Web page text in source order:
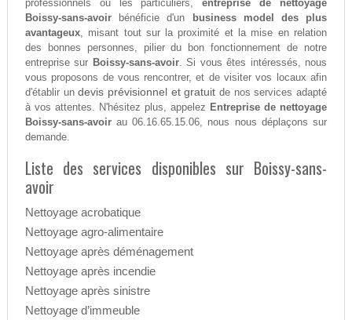
professionnels ou les particuliers,entreprise de nettoyage
Boissy-sans-avoirbénéficie d'un
business model des plus
avantageux, misant tout sur la proximité et la mise en relation
des bonnes personnes, pilier du bon fonctionnement de notre
entreprise sur Boissy-sans-avoir. Si vous êtes intéressés, nous
vous proposons de vous rencontrer, et de visiter vos locaux afin
d'établir undevis prévisionnel et gratuit de nos services adapté
à vos attentes. N'hésitez plus, appelez Entreprise de nettoyage
Boissy-sans-avoirau 06.16.65.15.06, nous nous déplaçons sur
demande.
Liste des services disponibles sur Boissy-sans-
avoir
Nettoyage acrobatique
Nettoyage agro-alimentaire
Nettoyage après déménagement
Nettoyage après incendie
Nettoyage après sinistre
Nettoyage d’immeuble